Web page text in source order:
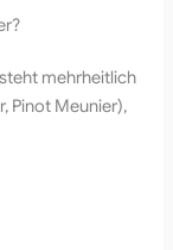
mehrheitlich
Pinot Meunier),